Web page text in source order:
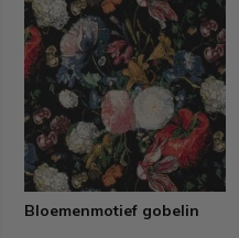
Bloemenmotief gobelin